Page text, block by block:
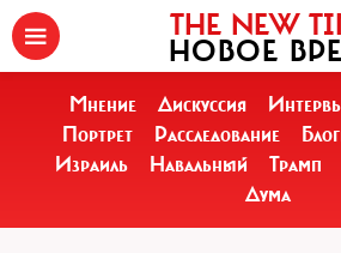
THE NEW
НОВОЕ
Мнение Дискуссия
Портрет
Расследование
Израиль
Навальный Трамп
Дума